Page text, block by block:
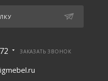
ЗАКАЗАТЬ ЗВОНОК